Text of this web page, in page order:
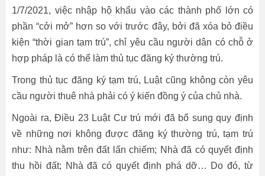
1/7/2021, việc nhập hộ khẩu vào các thành phố lớn có
phần “cởi mở” hơn so với trước đây, bởi đã xóa bỏ điều
kiện “thời gian tạm trú”, chỉ yêu cầu người dân có chỗ ở
hợp pháp là có thể làm thủ tục đăng ký thường trú.
Trong thủ tục đăng ký tạm trú, Luật cũng không còn yêu
cầu người thuê nhà phải có ý kiến đồng ý của chủ nhà.
Ngoài ra, Điều 23 Luật Cư trú mới đã bổ sung quy định
về những nơi không được đăng ký thường trú, tạm trú
như: Nhà nằm trên đất lấn chiếm; Nhà đã có quyết định
thu hồi đất; Nhà đã có quyết định phá dỡ… Do đó, từ